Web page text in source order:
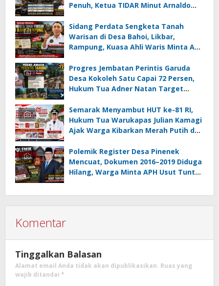
Penuh, Ketua TIDAR Minut Arnaldo
05 MC JOE Sapu Bersih Tiga Gelar
Juara Umum
Sidang Perdata Sengketa Tanah
Warisan di Desa Bahoi, Likbar,
Rampung, Kuasa Ahli Waris Minta APH
Korupsi Dandes
Progres Jembatan Perintis Garuda
Desa Kokoleh Satu Capai 72 Persen,
Hukum Tua Adner Natan Target
Semarak Menyambut HUT ke-81 RI,
Hukum Tua Warukapas Julian Kamagi
Ajak Warga Kibarkan Merah Putih dan
Polemik Register Desa Pinenek
Mencuat, Dokumen 2016–2019 Diduga
Hilang, Warga Minta APH Usut Tuntas
Komentar
Tinggalkan Balasan
Alamat email Anda tidak akan dipublikasikan. Ruas yang
wajib ditandai *